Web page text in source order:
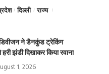
दिल्ली
राज्य
ने डैनकुंड ट्रेकिंग
झंडी दिखाकर किया रवाना
1, 2026